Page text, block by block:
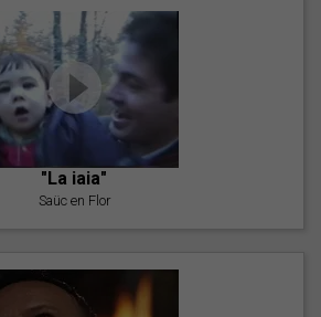
"La iaia"
Saüc en Flor